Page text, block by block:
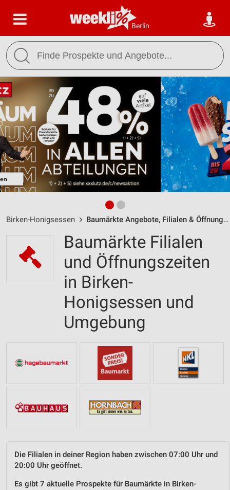
Berlin
Birken-Honigsessen Baumärkte Angebote, Filialen & Öffnungszeiten
Baumärkte Filialen
und Öffnungszeiten
in Birken-
Honigsessen und
Umgebung
Die Filialen in deiner Region haben zwischen 07:00 Uhr und
20:00 Uhr geöffnet.
Es gibt 7 aktuelle Prospekte für Baumärkte in Birken-